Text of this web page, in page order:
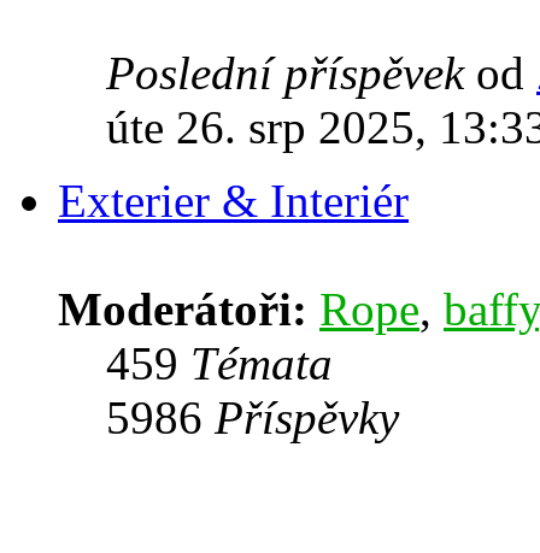
Poslední příspěvekod
úte 26. srp 2025,
Exterier & Interiér
Moderátoři: Rope, baffy
459 Témata
5986 Příspěvky